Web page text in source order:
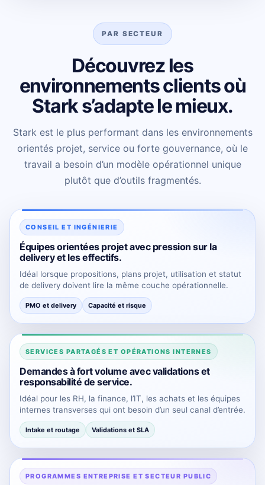
PAR SECTEUR
Découvrez les
environnements clients où
Stark s’adapte le mieux.
Stark est le plus performant dans les environnements
orientés projet, service ou forte gouvernance, où le
travail a besoin d’un modèle opérationnel unique
plutôt que d’outils fragmentés.
CONSEIL ET INGÉNIERIE
Équipes orientées projet avec pression sur la
delivery et les effectifs.
Idéal lorsque propositions, plans projet, utilisation et statut
de delivery doivent lire la même couche opérationnelle.
PMO et delivery Capacité et risque
SERVICES PARTAGÉS ET OPÉRATIONS INTERNES
Demandes à fort volume avec validations et
responsabilité de service.
Idéal pour les RH, la finance, l’IT, les achats et les équipes
internes transverses qui ont besoin d’un seul canal d’entrée.
Intake et routage Validations et SLA
PROGRAMMES ENTREPRISE ET SECTEUR PUBLIC